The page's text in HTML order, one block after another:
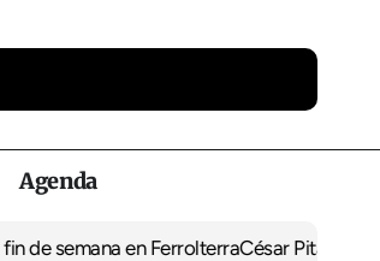
Agenda
en FerrolterraCésar Pita, capitán